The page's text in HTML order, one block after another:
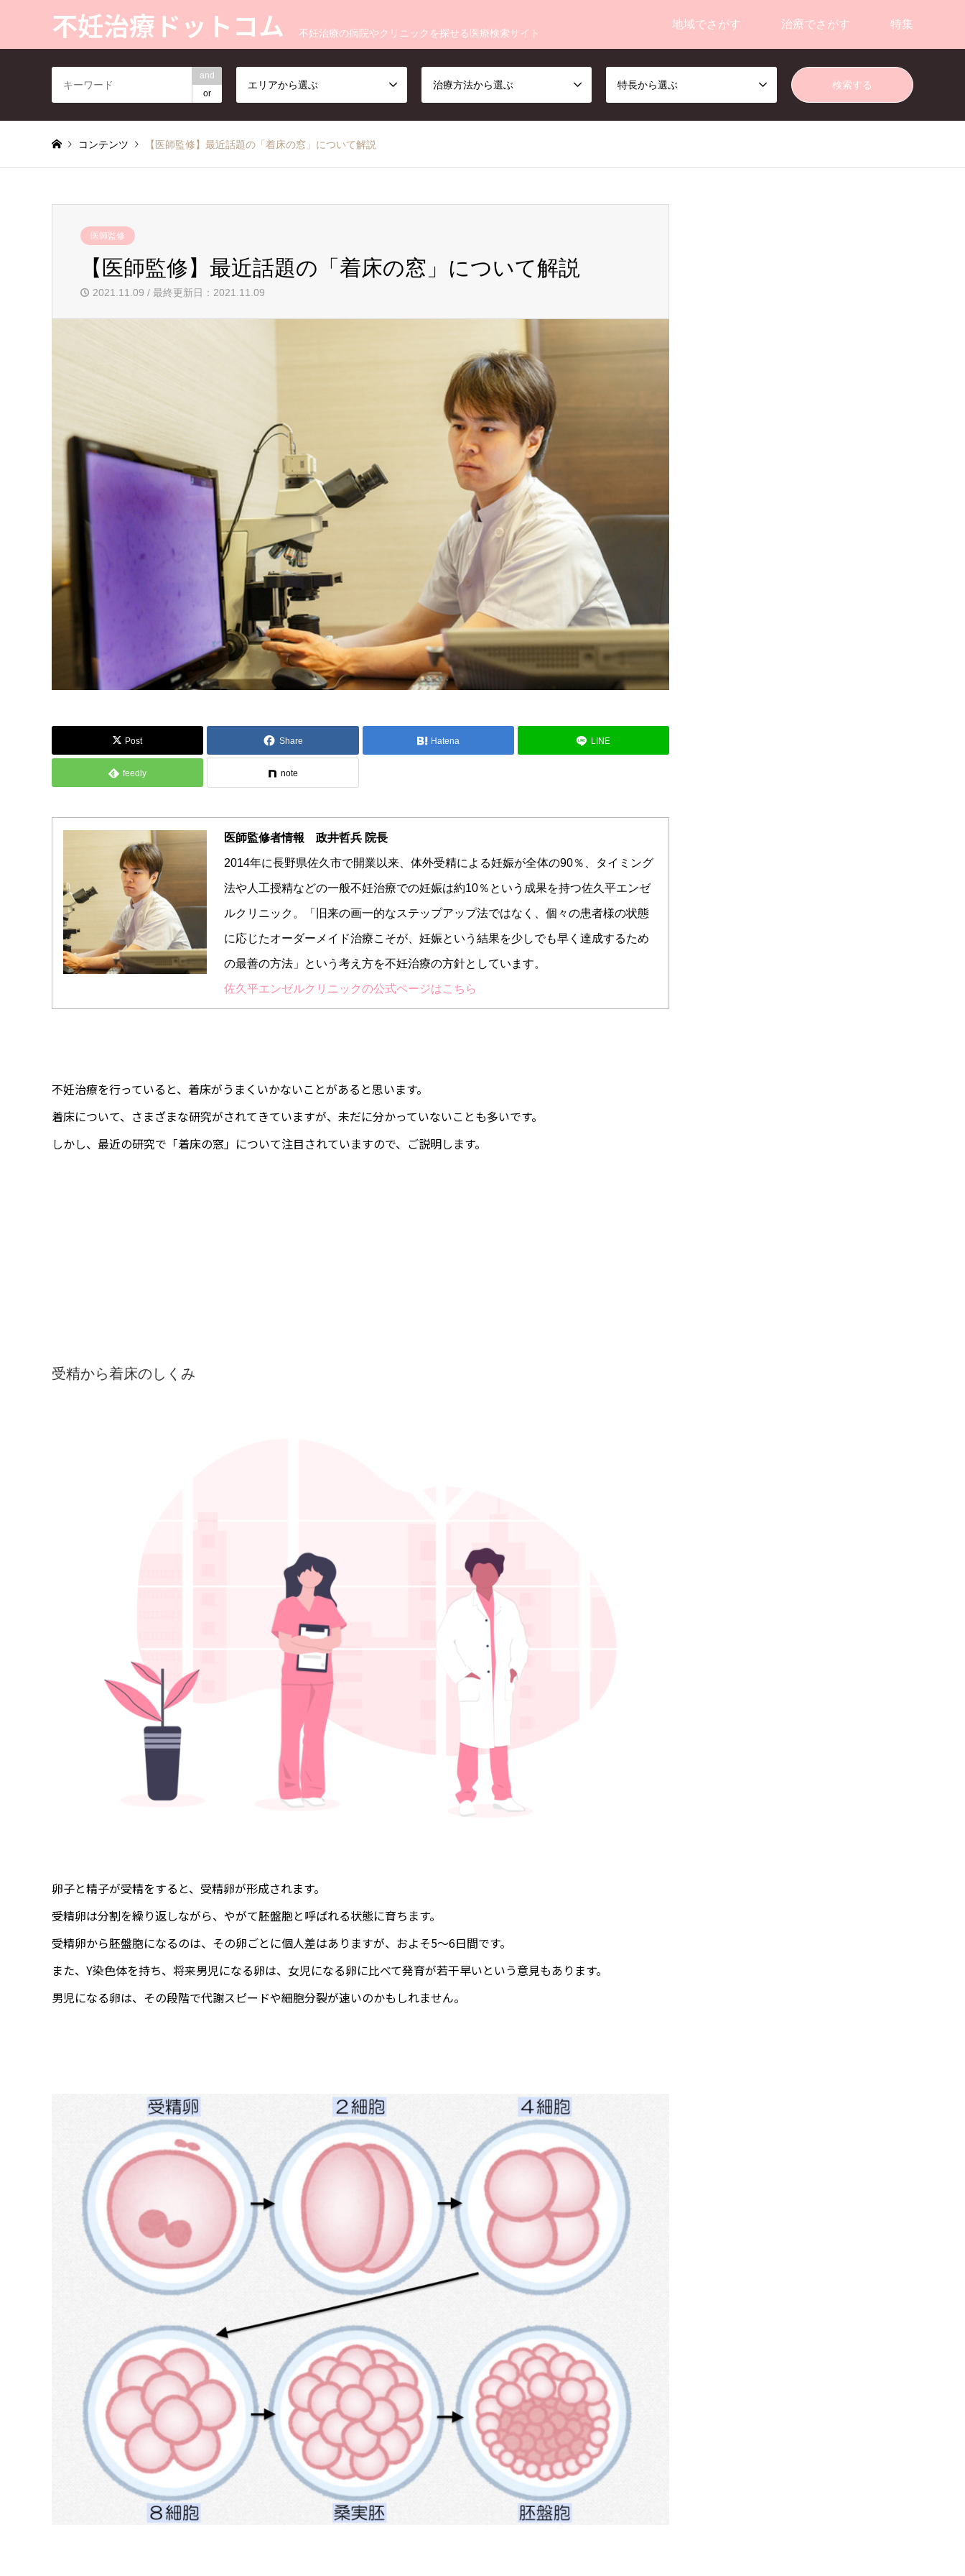
不妊治療ドットコム 不妊治療の病院やクリニックを探せる医療検索サイト
地域でさがす 治療でさがす 特集
and
or
エリアから選ぶ 治療方法から選ぶ 特長から選ぶ
コンテンツ 【医師監修】最近話題の「着床の窓」について解説
医師監修
【医師監修】最近話題の「着床の窓」について解説
2021.11.09 / 最終更新日：2021.11.09
Post Share Hatena LINE
feedly note
医師監修者情報 政井哲兵 院長
2014年に長野県佐久市で開業以来、体外受精による妊娠が全体の90％、タイミング
法や人工授精などの一般不妊治療での妊娠は約10％という成果を持つ佐久平エンゼ
ルクリニック。「旧来の画一的なステップアップ法ではなく、個々の患者様の状態
に応じたオーダーメイド治療こそが、妊娠という結果を少しでも早く達成するため
の最善の方法」という考え方を不妊治療の方針としています。
佐久平エンゼルクリニックの公式ページはこちら
不妊治療を行っていると、着床がうまくいかないことがあると思います。
着床について、さまざまな研究がされてきていますが、未だに分かっていないことも多いです。
しかし、最近の研究で「着床の窓」について注目されていますので、ご説明します。
受精から着床のしくみ
卵子と精子が受精をすると、受精卵が形成されます。
受精卵は分割を繰り返しながら、やがて胚盤胞と呼ばれる状態に育ちます。
受精卵から胚盤胞になるのは、その卵ごとに個人差はありますが、およそ5〜6日間です。
また、Y染色体を持ち、将来男児になる卵は、女児になる卵に比べて発育が若干早いという意見もあります。
男児になる卵は、その段階で代謝スピードや細胞分裂が速いのかもしれません。